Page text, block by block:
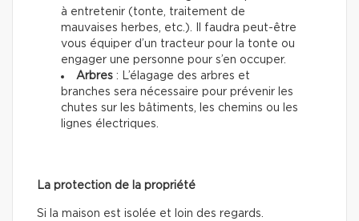
à entretenir (tonte, traitement de
mauvaises herbes, etc.). Il faudra peut-être
vous équiper d’un tracteur pour la tonte ou
engager une personne pour s’en occuper.
Arbres : L’élagage des arbres et
branches sera nécessaire pour prévenir les
chutes sur les bâtiments, les chemins ou les
lignes électriques.
La protection de la propriété
Si la maison est isolée et loin des regards.